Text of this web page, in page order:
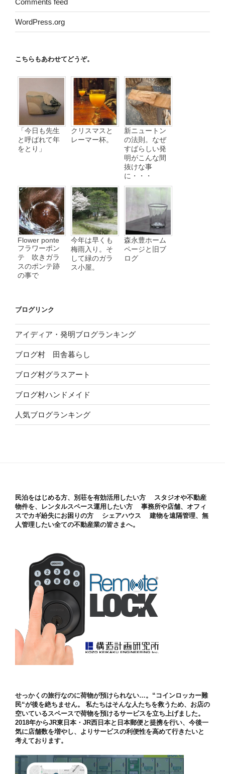
WordPress.org
こちらもあわせてどうぞ。
「今日も先生
と呼ばれて年
をとり」
クリスマスと
レーマー杯。
新ニュートン
の法則。なぜ
すばらしい発
明がこんな間
抜けな事
に・・・
Flower ponte
フラワーポン
テ 吹きガラ
スのポンテ跡
の事で
今年は早くも
梅雨入り。そ
して緑のガラ
ス小屋。
森永豊ホーム
ページと旧ブ
ログ
ブログリンク
アイディア・発明ブログランキング
ブログ村 田舎暮らし
ブログ村グラスアート
ブログ村ハンドメイド
人気ブログランキング
民泊をはじめる方、別荘を有効活用したい方 スタジオや不動産
物件を、レンタルスペース運用したい方 事務所や店舗、オフィ
スでカギ紛失にお困りの方 シェアハウス 建物を遠隔管理、無
人管理したい全ての不動産業の皆さまへ。
せっかくの旅行なのに荷物が預けられない…。“コインロッカー難
民“が後を絶ちません。 私たちはそんな人たちを救うため、お店の
空いているスペースで荷物を預けるサービスを立ち上げました。
2018年からJR東日本・JR西日本と日本郵便と提携を行い、今後一
気に店舗数を増やし、よりサービスの利便性を高めて行きたいと
考えております。